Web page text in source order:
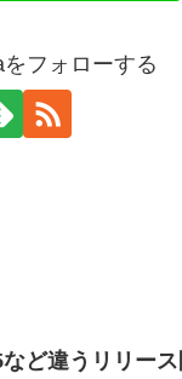
フォローする
ど違うリリー